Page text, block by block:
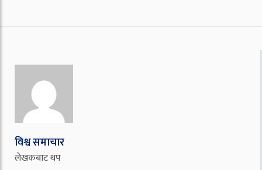
विश्व समाचार
लेखकबाट थप